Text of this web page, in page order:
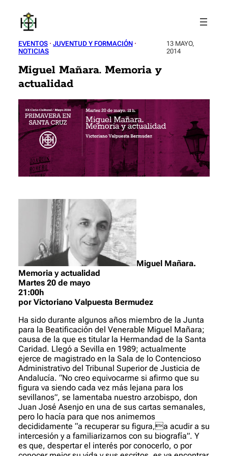
contenido
EVENTOS · JUVENTUD Y FORMACIÓN
NOTICIAS
13 MAYO,
2014
Miguel Mañara. Memoria y
actualidad
Miguel Mañara.
Memoria y actualidad
Martes 20 de mayo
21:00h
por Victoriano Valpuesta Bermudez
Ha sido durante algunos años miembro de la Junta
para la Beatificación del Venerable Miguel Mañara;
causa de la que es titular la Hermandad de la Santa
Caridad. Llegó a Sevilla en 1989; actualmente
ejerce de magistrado en la Sala de lo Contencioso
Administrativo del Tribunal Superior de Justicia de
Andalucía. “No creo equivocarme si afirmo que su
figura va siendo cada vez más lejana para los
sevillanos”, se lamentaba nuestro arzobispo, don
Juan José Asenjo en una de sus cartas semanales,
pero lo hacía para que nos animemos
decididamente “a recuperar su figura,a acudir a su
intercesión y a familiarizarnos con su biografía”. Y
es que, despertar el interés por conocerlo, o por